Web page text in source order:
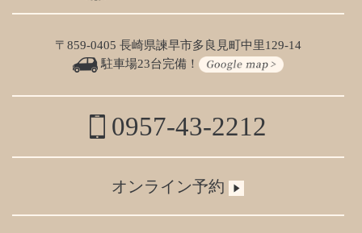
〒859-0405 長崎県諫早市多良見町中里129-14
駐車場23台完備！
0957-43-2212
オンライン予約